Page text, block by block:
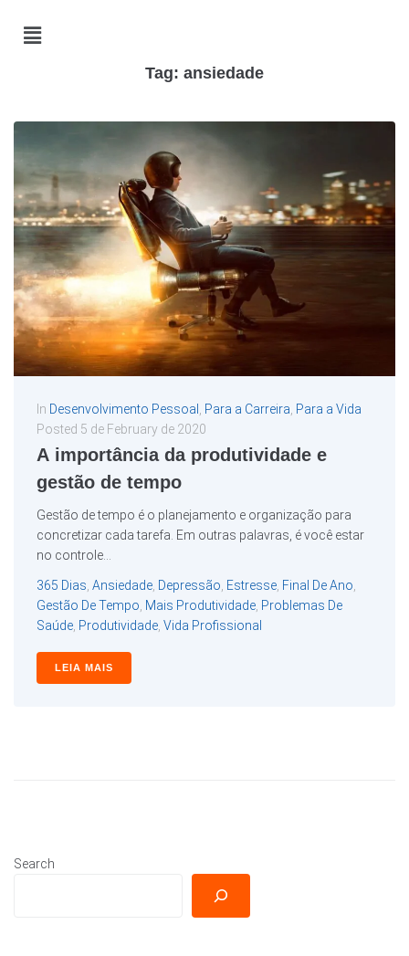
Tag: ansiedade
In Desenvolvimento Pessoal Para a Carreira Para a Vida
Posted 5 de February de 2020
A importância da produtividade e
gestão de tempo
Gestão de tempo é o planejamento e organização para
concretizar cada tarefa. Em outras palavras, é você estar
no controle...
365 Dias Ansiedade Depressão Estresse Final De Ano
Gestão De Tempo Mais Produtividade Problemas De
Saúde Produtividade Vida Profissional
LEIA MAIS
Search